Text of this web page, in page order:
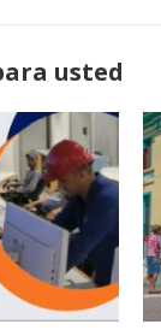
usted